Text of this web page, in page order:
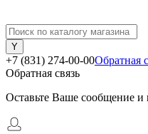
+7 (831) 274-00-00Обратная
Обратная связь
Оставьте Ваше сообщение